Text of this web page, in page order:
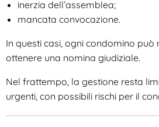
inerzia dell’assemblea;
mancata convocazione.
In questi casi, ogni condomino
ottenere una nomina giudiziale.
Nel frattempo, la gestione resta
urgenti, con possibili rischi per il